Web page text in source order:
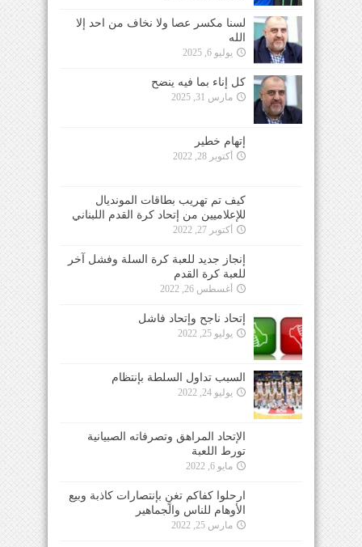
لسنا مكسر عصا ولا نخاف من احد إلا
الله
يوليو 6, 2025
كل إناء بما فيه ينضح
مارس 31, 2025
إتهام خطير
أكتوبر 28, 2022
كيف تم تهريب بطاقات المونديال
للإعلاميين من إتحاد كرة القدم اللبناني
أكتوبر 27, 2022
إنجاز جديد للعبة كرة السلة وفشل آخر
للعبة كرة القدم
أغسطس 26, 2022
إتحاد ناجح وإتحاد فاشل
يوليو 25, 2022
السبب تداول السلطة بإنتظام
يوليو 24, 2022
الإتحاد المراهق وتصرفاته الصبيانية
تورط اللعبة
مايو 6, 2022
ارحلوا كفاكم تغنٍ بإنتصارات كاذبة وبيع
الأوهام للناس والجماهير
مارس 25, 2022